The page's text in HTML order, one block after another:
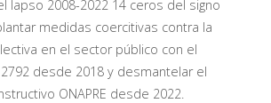
lapso 2008-2022 14 ceros del signo
medidas coercitivas contra la
en el sector público con el
desde 2018 y desmantelar el
ONAPRE desde 2022.